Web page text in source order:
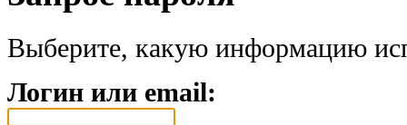
Выберите, какую информацию
Логин или email: